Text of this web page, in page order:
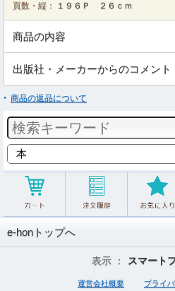
頁数・縦：
１９６Ｐ ２６ｃｍ
商品の内容
出版社・メーカーからのコメント
商品の返品について
e-honトップへ
表示 ： スマート
運営会社概要 プライ